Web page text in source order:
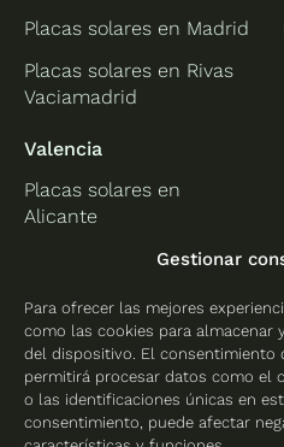
Gestionar
Para ofrecer las mejores
como las cookies para almacenar
del dispositivo. El consentimiento
permitirá procesar datos como el
o las identificaciones únicas en
consentimiento, puede afectar
Placas solares en Madrid
Placas solares en Rivas
Vaciamadrid
Valencia
Placas solares en
Alicante
Placas solares en
Placas solares en
Valencia